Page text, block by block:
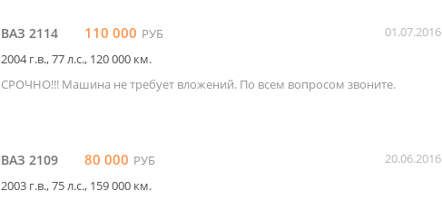
ВАЗ 2114 110 000 РУБ
01.07.2016
2004 г.в., 77 л.c., 120 000 км.
СРОЧНО!!! Машина не требует вложений. По всем вопросом звоните.
ВАЗ 2109 80 000 РУБ
20.06.2016
2003 г.в., 75 л.c., 159 000 км.